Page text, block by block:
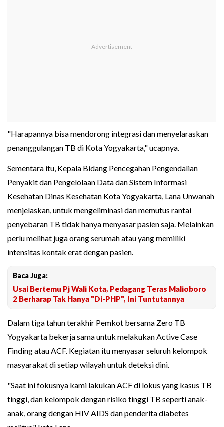
"Harapannya bisa mendorong integrasi dan menyelaraskan
penanggulangan TB di Kota Yogyakarta," ucapnya.
Sementara itu, Kepala Bidang Pencegahan Pengendalian
Penyakit dan Pengelolaan Data dan Sistem Informasi
Kesehatan Dinas Kesehatan Kota Yogyakarta, Lana Unwanah
menjelaskan, untuk mengeliminasi dan memutus rantai
penyebaran TB tidak hanya menyasar pasien saja. Melainkan
perlu melihat juga orang serumah atau yang memiliki
intensitas kontak erat dengan pasien.
Baca Juga:
Usai Bertemu Pj Wali Kota, Pedagang Teras Malioboro
2 Berharap Tak Hanya "Di-PHP", Ini Tuntutannya
Dalam tiga tahun terakhir Pemkot bersama Zero TB
Yogyakarta bekerja sama untuk melakukan Active Case
Finding atau ACF. Kegiatan itu menyasar seluruh kelompok
masyarakat di setiap wilayah untuk deteksi dini.
"Saat ini fokusnya kami lakukan ACF di lokus yang kasus TB
tinggi, dan kelompok dengan risiko tinggi TB seperti anak-
anak, orang dengan HIV AIDS dan penderita diabetes